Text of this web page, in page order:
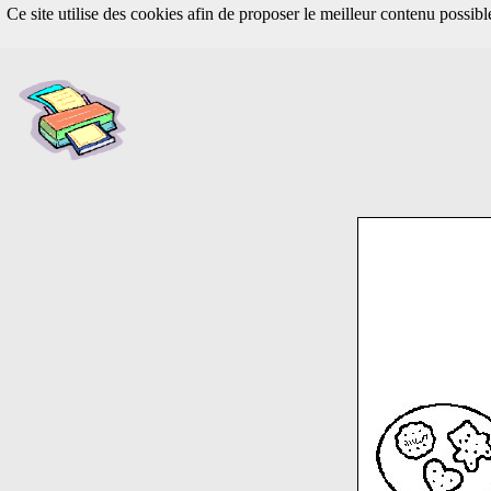
Ce site utilise des cookies afin de proposer le meilleur contenu